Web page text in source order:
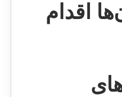
اقدام